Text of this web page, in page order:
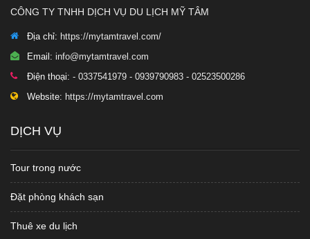
CÔNG TY TNHH DỊCH VỤ DU LỊCH MỸ TÂM
Địa chỉ: https://mytamtravel.com/
Email: info@mytamtravel.com
Điện thoại: - 0337541979 - 0939790983 - 02523500286
Website: https://mytamtravel.com
DỊCH VỤ
Tour trong nước
Đặt phòng khách sạn
Thuê xe du lịch